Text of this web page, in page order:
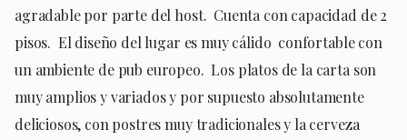
agradable por parte del host. Cuenta con capacidad de 2
pisos. El diseño del lugar es muy cálido confortable con
un ambiente de pub europeo. Los platos de la carta son
muy amplios y variados y por supuesto absolutamente
deliciosos, con postres muy tradicionales y la cerveza